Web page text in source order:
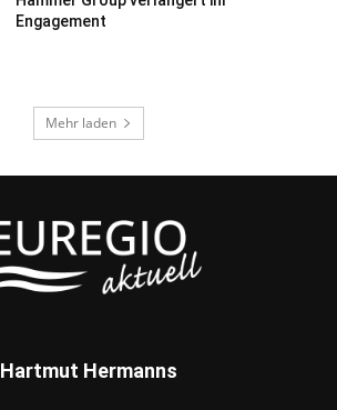
Engagement
Mehr laden
Hartmut Hermanns